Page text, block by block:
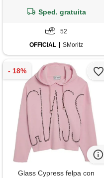
Sped. gratuita
52
OFFICIAL
SMoritz
Glass Cypress felpa con